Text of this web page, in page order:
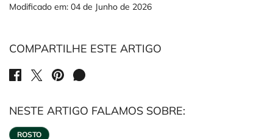
Modificado em: 04 de Junho de 2026
COMPARTILHE ESTE ARTIGO
SHARE ON FACEBOOK
SHARE ON TWITTER
SHARE ON PINTEREST
SHARE ON WHATSAPP
NESTE ARTIGO FALAMOS SOBRE:
ROSTO